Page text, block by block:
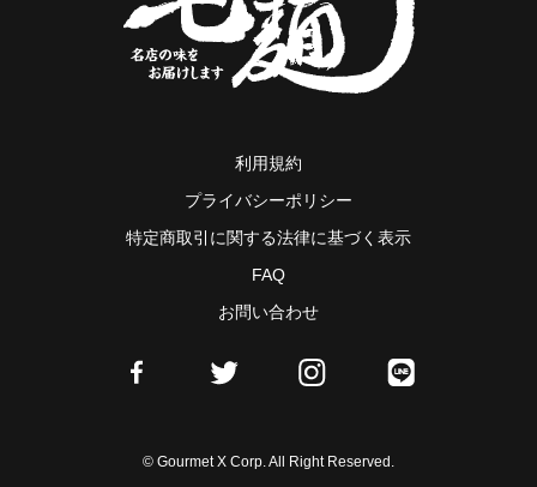
利用規約
プライバシーポリシー
特定商取引に関する法律に基づく表示
FAQ
お問い合わせ
© Gourmet X Corp. All Right Reserved.